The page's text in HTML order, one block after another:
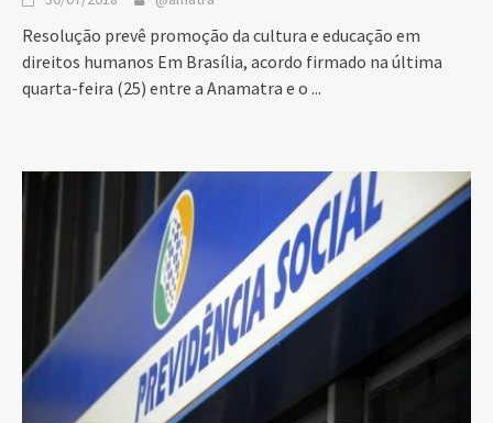
Resolução prevê promoção da cultura e educação em
direitos humanos Em Brasília, acordo firmado na última
quarta-feira (25) entre a Anamatra e o ...